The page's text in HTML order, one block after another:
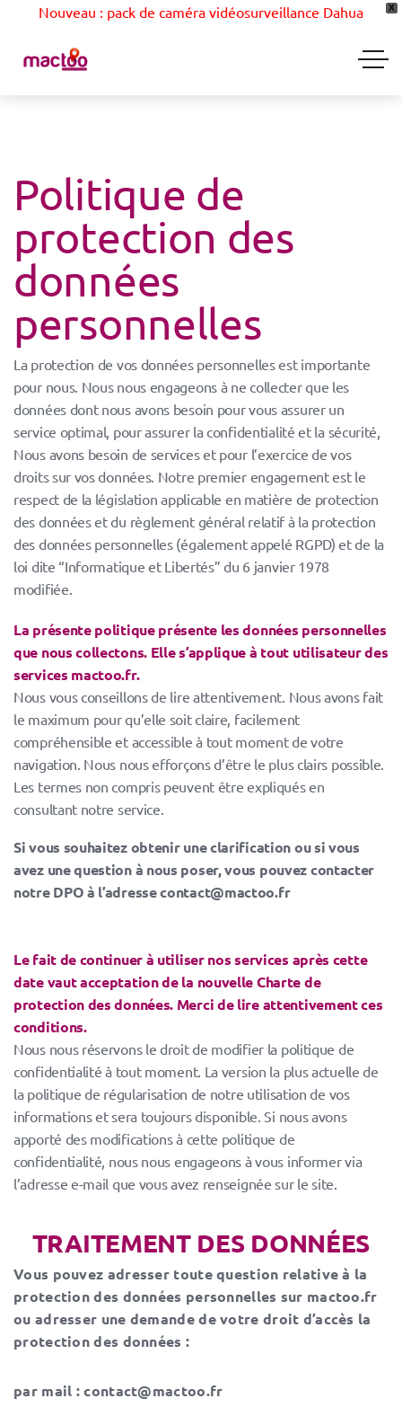
X
Nouveau : pack de caméra vidéosurveillance Dahua
Politique de
protection des
données
personnelles
La protection de vos données personnelles est importante
pour nous. Nous nous engageons à ne collecter que les
données dont nous avons besoin pour vous assurer un
service optimal, pour assurer la confidentialité et la sécurité,
Nous avons besoin de services et pour l’exercice de vos
droits sur vos données. Notre premier engagement est le
respect de la législation applicable en matière de protection
des données et du règlement général relatif à la protection
des données personnelles (également appelé RGPD) et de la
loi dite “Informatique et Libertés” du 6 janvier 1978
modifiée.
La présente politique présente les données personnelles
que nous collectons. Elle s’applique à tout utilisateur des
services mactoo.fr.
Nous vous conseillons de lire attentivement. Nous avons fait
le maximum pour qu’elle soit claire, facilement
compréhensible et accessible à tout moment de votre
navigation. Nous nous efforçons d’être le plus clairs possible.
Les termes non compris peuvent être expliqués en
consultant notre service.
Si vous souhaitez obtenir une clarification ou si vous
avez une question à nous poser, vous pouvez contacter
notre DPO à l’adresse contact@mactoo.fr
Le fait de continuer à utiliser nos services après cette
date vaut acceptation de la nouvelle Charte de
protection des données. Merci de lire attentivement ces
conditions.
Nous nous réservons le droit de modifier la politique de
confidentialité à tout moment. La version la plus actuelle de
la politique de régularisation de notre utilisation de vos
informations et sera toujours disponible. Si nous avons
apporté des modifications à cette politique de
confidentialité, nous nous engageons à vous informer via
l’adresse e-mail que vous avez renseignée sur le site.
TRAITEMENT DES DONNÉES
Vous pouvez adresser toute question relative à la
protection des données personnelles sur mactoo.fr
ou adresser une demande de votre droit d’accès la
protection des données :
par mail : contact@mactoo.fr